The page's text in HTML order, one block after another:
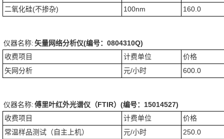
二氧化硅(不掺杂)
100nm 160.0
仪器名称:矢量网络分析仪(编号：0804310Q)
收费项目
计费单位
价格
矢网分析
元/小时 600.0
仪器名称:傅里叶红外光谱仪（FTIR）(编号：15014527)
收费项目
计费单位
价格
常温样品测试（自主上机）
元/小时
250.0